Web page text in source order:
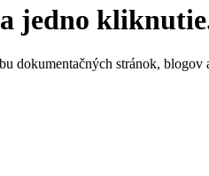
jedno
dokumentačných stránok, blogov